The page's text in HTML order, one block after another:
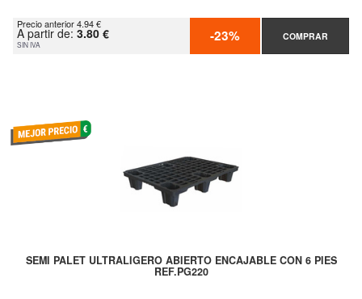
Precio anterior 4.94 €
A partir de: 3.80 €
SIN IVA -23% COMPRAR
SEMI PALET ULTRALIGERO ABIERTO ENCAJABLE CON 6 PIES
REF.PG220